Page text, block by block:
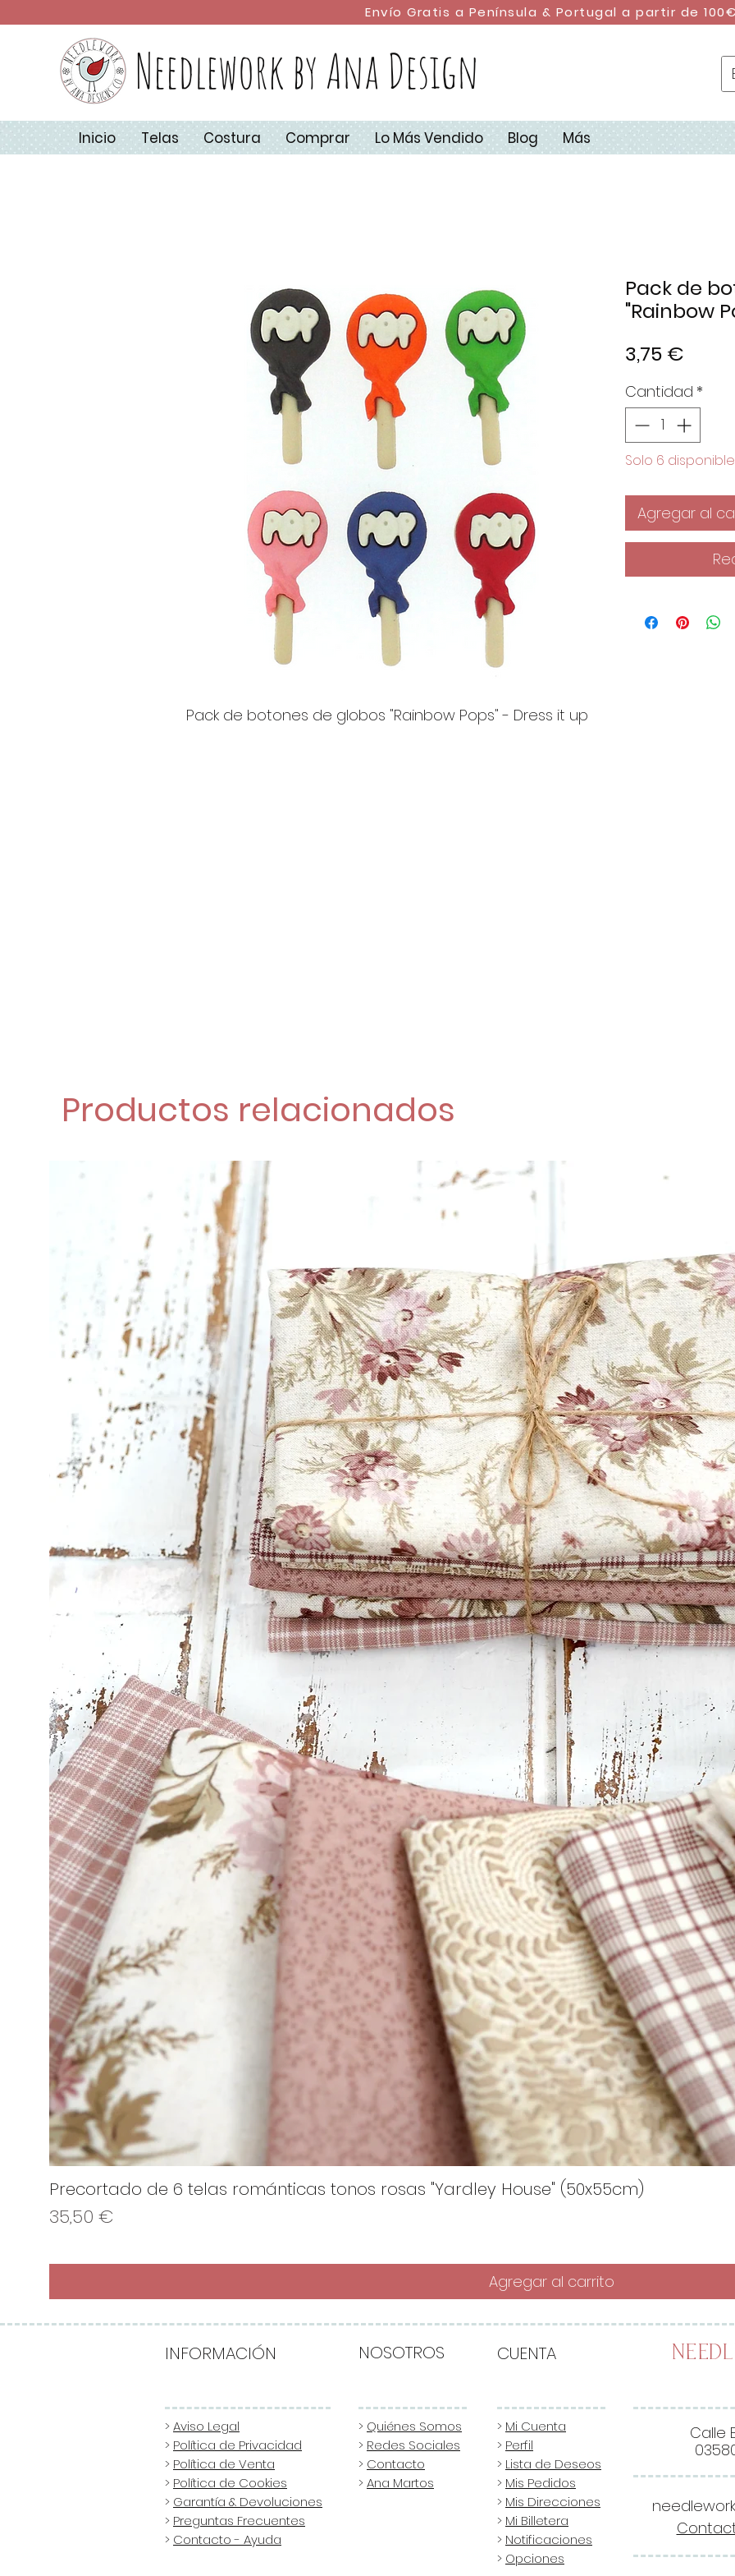
Envío Gratis a Península & Portugal a partir de 100€
Needlework by Ana Design
Inicio Telas Costura Comprar Lo Más Vendido Blog Más
Pack de botones de globos "Rainbow Pops" - Dress it up
Pack de
"Rainbow
3,75 €
Cantidad *
Solo 6
Agregar al
Productos relacionados
Precortado de 6 telas románticas tonos rosas "Yardley House" (50x55cm)
Precio
35,50 €
Agregar al carrito
INFORMACIÓN
>Aviso Legal
> Política de Privacidad
> Política de Venta
> Política de Cookies
> Garantía & Devoluciones
> Preguntas Frecuentes
> Contacto - Ayuda
NOSOTROS
> Quiénes Somos
> Redes Sociales
> Contacto
>Ana Martos
CUENTA
> Mi Cuenta
> Perfil
> Lista de Deseos
> Mis Pedidos
> Mis Direcciones
> Mi Billetera
> Notificaciones
> Opciones
Calle